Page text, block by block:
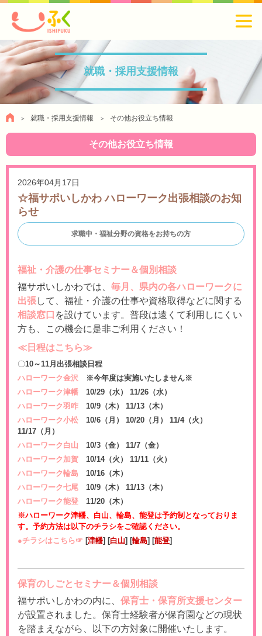
就職・採用支援情報
就職・採用支援情報 その他お役立ち情報
その他お役立ち情報
2026年04月17日
☆福サポいしかわ ハローワーク出張相談のお知
らせ
求職中・福祉分野の資格をお持ちの方
福祉・介護の仕事セミナー＆個別相談
福サポいしかわでは、 毎月、 県内の各ハローワークに
出張して、 福祉・介護の仕事や資格取得などに関する
相談窓口 を設けています。 普段は遠くて利用しにくい
方も、この機会に是非ご利用ください！
≪日程はこちら≫
〇10～11月出張相談日程
ハローワーク金沢 ※今年度は実施いたしません※
ハローワーク津幡 10/29（水） 11/26（水）
ハローワーク羽咋 10/9（木） 11/13（木）
ハローワーク小松 10/6（月） 10/20（月） 11/4（火）
11/17（月）
ハローワーク白山 10/3（金） 11/7（金）
ハローワーク加賀 10/14（火） 11/11（火）
ハローワーク輪島 10/16（木）
ハローワーク七尾 10/9（木） 11/13（木）
ハローワーク能登 11/20（木）
※ハローワーク津幡、白山、輪島、能登は予約制となっておりま
す。予約方法は以下のチラシをご確認ください。
●チラシはこちら☞ [津幡] [白山] [輪島] [能登]
保育のしごとセミナー＆個別相談
福サポいしかわの内に、 保育士・保育所支援センター
が設置されました。保育士経験者が保育園などの現状
を踏まえながら、以下の方対象に開催いたします。